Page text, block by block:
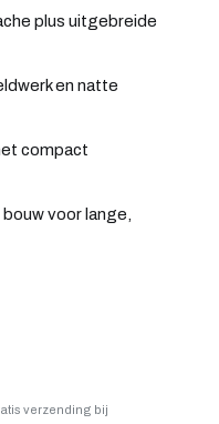
plus uitgebreide
en natte
compact
voor lange,
verzending bij